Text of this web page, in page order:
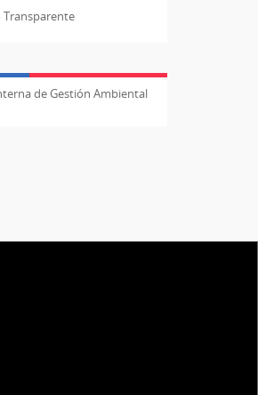
de Gestión Ambiental